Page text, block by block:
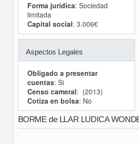
Forma jurídica: Sociedad
limitada
Capital social: 3.006€
Aspectos Legales
Obligado a presentar
cuentas: Si
Censo cameral: (2013)
Cotiza en bolsa: No
BORME de LLAR LUDICA